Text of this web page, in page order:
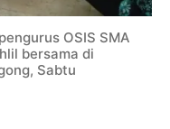
OSIS SMA
bersama di
Sabtu